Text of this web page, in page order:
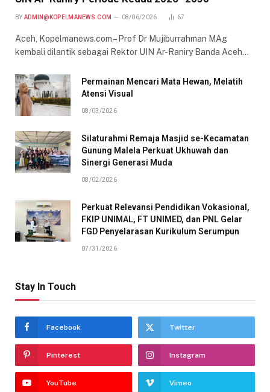
BY ADMIN@KOPELMANEWS.COM 08/06/2026 67
Aceh, Kopelmanews.com – Prof Dr Mujiburrahman MAg
kembali dilantik sebagai Rektor UIN Ar-Raniry Banda Aceh…
Permainan Mencari Mata Hewan, Melatih
Atensi Visual
08/03/2026
Silaturahmi Remaja Masjid se-Kecamatan
Gunung Malela Perkuat Ukhuwah dan
Sinergi Generasi Muda
08/02/2026
Perkuat Relevansi Pendidikan Vokasional,
FKIP UNIMAL, FT UNIMED, dan PNL Gelar
FGD Penyelarasan Kurikulum Serumpun
07/31/2026
Stay In Touch
Facebook Twitter
Pinterest Instagram
YouTube Vimeo